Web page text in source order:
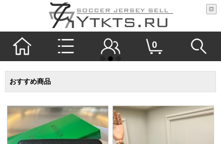
0
おすすめ商品